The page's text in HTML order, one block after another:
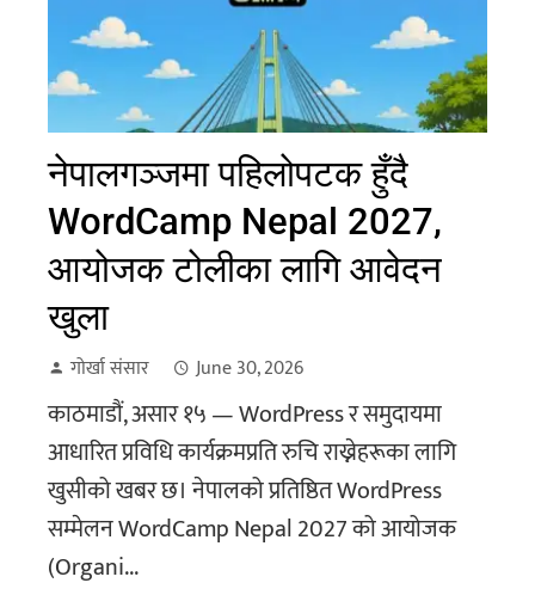
नेपालगञ्जमा पहिलोपटक हुँदै
WordCamp Nepal 2027,
आयोजक टोलीका लागि आवेदन
खुला
गोर्खा संसार June 30, 2026
काठमाडौं, असार १५ — WordPress र समुदायमा
आधारित प्रविधि कार्यक्रमप्रति रुचि राख्नेहरूका लागि
खुसीको खबर छ। नेपालको प्रतिष्ठित WordPress
सम्मेलन WordCamp Nepal 2027 को आयोजक
(Organi...